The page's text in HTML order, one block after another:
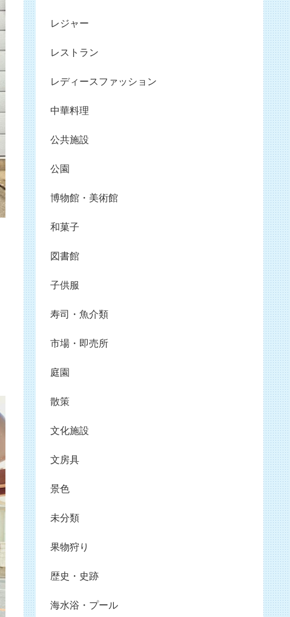
レジャー
レストラン
レディースファッション
中華料理
公共施設
公園
博物館・美術館
和菓子
図書館
子供服
寿司・魚介類
市場・即売所
庭園
散策
文化施設
文房具
景色
未分類
果物狩り
歴史・史跡
海水浴・プール